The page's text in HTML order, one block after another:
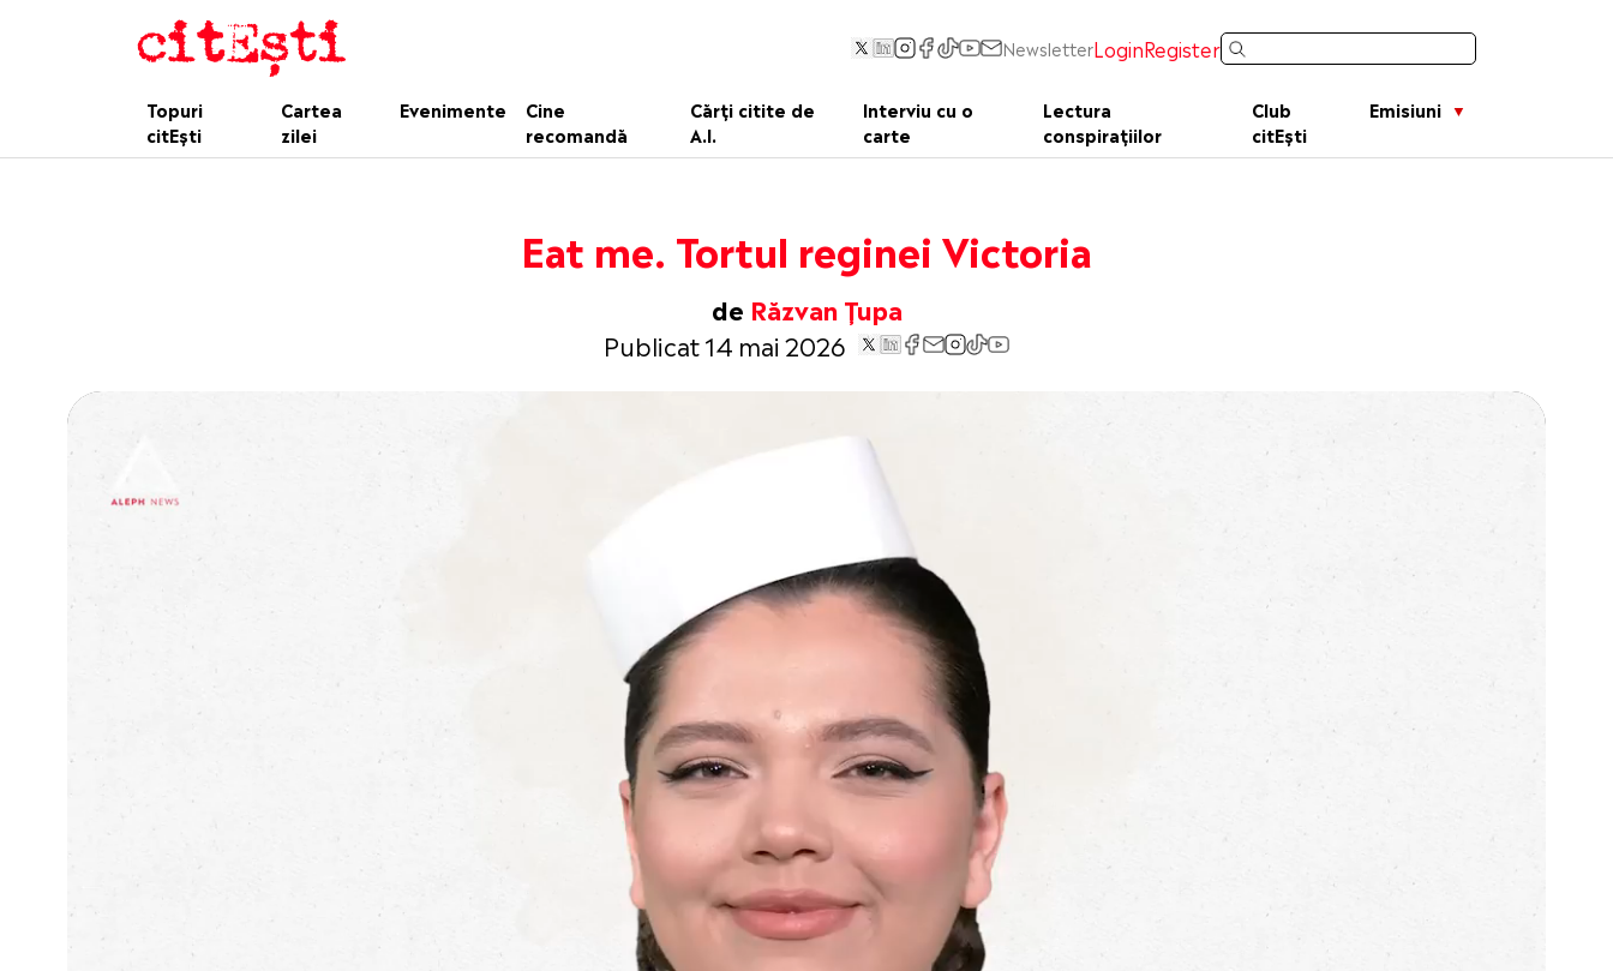
NewsletterLoginRegister
Topuri
citEști
Cartea
zilei
Evenimente
Cine
recomandă
Cărți citite de
A.I.
Interviu cu o
carte
Lectura
conspirațiilor
Club
citEști
Emisiuni
Eat me. Tortul reginei Victoria
de Răzvan Țupa
Publicat 14 mai 2026